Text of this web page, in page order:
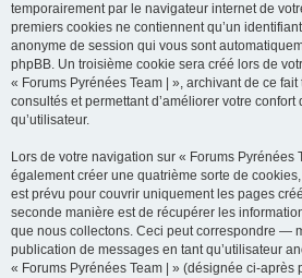
temporairement par le navigateur internet de
premiers cookies ne contiennent qu’un
anonyme de session qui vous sont
phpBB. Un troisième cookie sera créé lors de
« Forums Pyrénées Team | », archivant de ce
consultés et permettant d’améliorer votre
qu’utilisateur.
Lors de votre navigation sur « Forums Pyrénées
également créer une quatrième sorte de
est prévu pour couvrir uniquement les pages
seconde manière est de récupérer les
que nous collectons. Ceci peut correspondre —
publication de messages en tant qu’utilisateur
« Forums Pyrénées Team | » (désignée ci-après